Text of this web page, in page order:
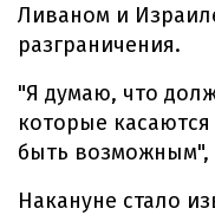
Ливаном и
разграничения.
"Я думаю, что
которые
быть возможным",
Накануне стало